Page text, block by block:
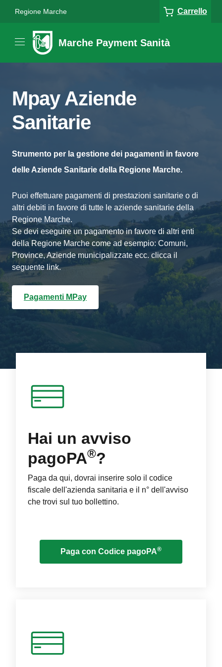
Regione Marche Carrello
Marche Payment Sanità
Mpay Aziende
Sanitarie
Strumento per la gestione dei pagamenti in favore
delle Aziende Sanitarie della Regione Marche.
Puoi effettuare pagamenti di prestazioni sanitarie o di
altri debiti in favore di tutte le aziende sanitarie della
Regione Marche.
Se devi eseguire un pagamento in favore di altri enti
della Regione Marche come ad esempio: Comuni,
Province, Aziende municipalizzate ecc. clicca il
seguente link.
Pagamenti MPay
Hai un avviso
pagoPA®?
Paga da qui, dovrai inserire solo il codice
fiscale dell'azienda sanitaria e il n° dell'avviso
che trovi sul tuo bollettino.
Paga con Codice pagoPA®